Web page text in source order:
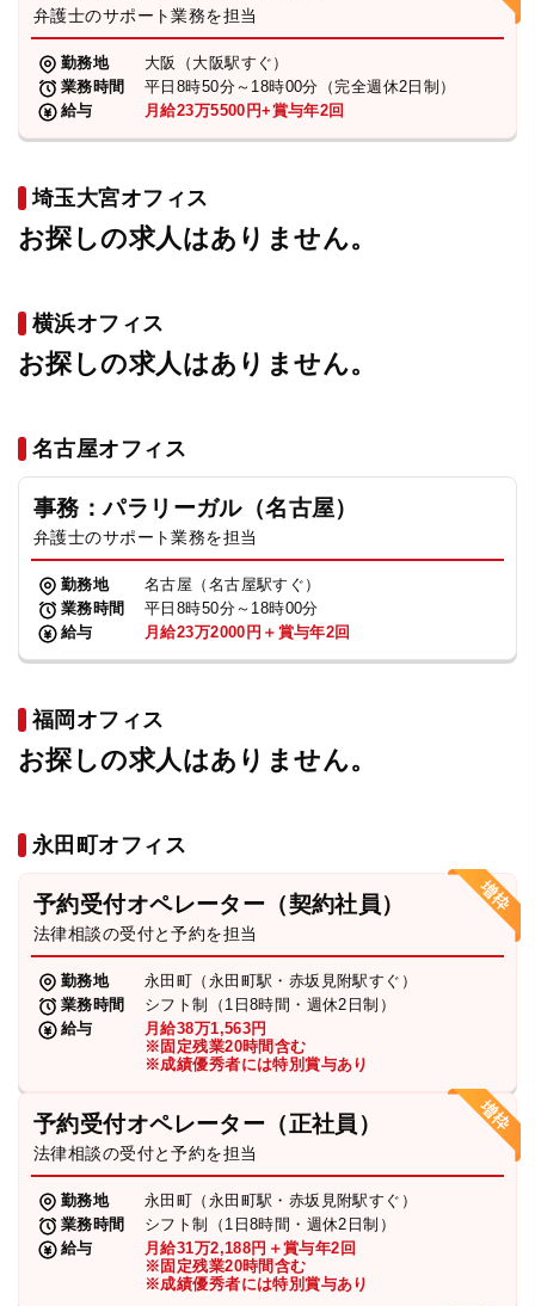
弁護士のサポート業務を担当
勤務地
大阪（大阪駅すぐ）
業務時間
平日8時50分～18時00分（完全週休2日制）
給与
月給23万5500円+賞与年2回
埼玉大宮オフィス
お探しの求人はありません。
横浜オフィス
お探しの求人はありません。
名古屋オフィス
事務：パラリーガル（名古屋）
弁護士のサポート業務を担当
勤務地
名古屋（名古屋駅すぐ）
業務時間
平日8時50分～18時00分
給与
月給23万2000円＋賞与年2回
福岡オフィス
お探しの求人はありません。
永田町オフィス
予約受付オペレーター（契約社員）
法律相談の受付と予約を担当
勤務地
永田町（永田町駅・赤坂見附駅すぐ）
業務時間
シフト制（1日8時間・週休2日制）
給与
月給38万1,563円
※固定残業20時間含む
※成績優秀者には特別賞与あり
予約受付オペレーター（正社員）
法律相談の受付と予約を担当
勤務地
永田町（永田町駅・赤坂見附駅すぐ）
業務時間
シフト制（1日8時間・週休2日制）
給与
月給31万2,188円＋賞与年2回
※固定残業20時間含む
※成績優秀者には特別賞与あり